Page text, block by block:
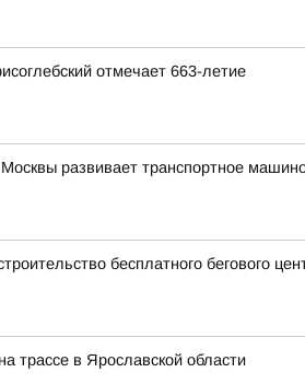
отмечает 663-летие
развивает транспортное
бесплатного бегового
трассе в Ярославской области